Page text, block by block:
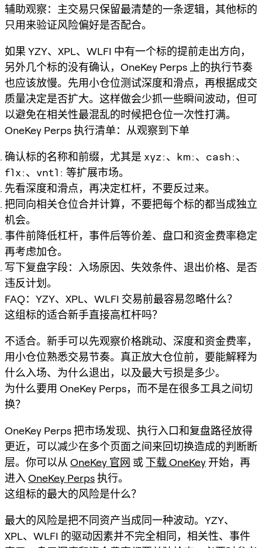
辅助观察：主交易只保留最清楚的一条逻辑，其他标的
只用来验证风险偏好是否配合。
如果 YZY、XPL、WLFI 中有一个标的提前走出方向，
另外几个标的没有确认，OneKey Perps 上的执行节奏
也应该放慢。先用小仓位测试深度和滑点，再根据成交
质量决定是否扩大。这样做会少抓一些瞬间波动，但可
以避免在相关性最混乱的时候把仓位一次性打满。
OneKey Perps 执行清单：从观察到下单
确认标的名称和前缀，尤其是 xyz:、 km:、 cash:、
flx:、 vntl: 等扩展市场。
先看深度和滑点，再决定杠杆，不要反过来。
把同向相关仓位合并计算，不要把每个标的都当成独立
机会。
事件前降低杠杆，事件后等价差、盘口和资金费率稳定
再考虑加仓。
写下复盘字段：入场原因、失效条件、退出价格、是否
违反计划。
FAQ：YZY、XPL、WLFI 交易前最容易忽略什么？
这组标的适合新手直接高杠杆吗？
不适合。新手可以先观察价格跳动、深度和资金费率，
用小仓位熟悉交易节奏。真正放大仓位前，要能解释为
什么入场、为什么退出，以及最大亏损是多少。
为什么要用 OneKey Perps，而不是在很多工具之间切
换？
OneKey Perps 把市场发现、执行入口和复盘路径放得
更近，可以减少在多个页面之间来回切换造成的判断断
层。你可以从 OneKey 官网 或 下载 OneKey 开始，再
进入 OneKey Perps执行。
这组标的最大的风险是什么？
最大的风险是把不同资产当成同一种波动。YZY、
XPL、WLFI 的驱动因素并不完全相同，相关性、事件